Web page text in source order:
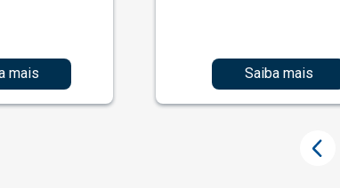
mais Saiba mais